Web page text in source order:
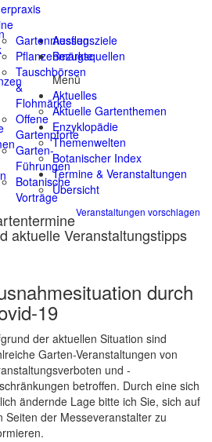
Gartenmessen
Pflanzenmärkte
Tauschbörsen
&
Flohmärkte
Offene
Gartenpforte
Garten-
Führungen
Botanische
Vorträge
Veranstaltungen vorschlagen
aktuelle Veranstaltungstipps
durch
19
der aktuellen Situation sind
Garten-Veranstaltungen von
und -
betroffen. Durch eine sich
ändernde Lage bitte ich Sie, sich auf
Seiten der Messeveranstalter zu
Ausflugsziele
Bezugsquellen
Menü
Aktuelles
Aktuelle Gartenthemen
Enzyklopädie
Themenwelten
Botanischer Index
Termine & Veranstaltungen
Übersicht